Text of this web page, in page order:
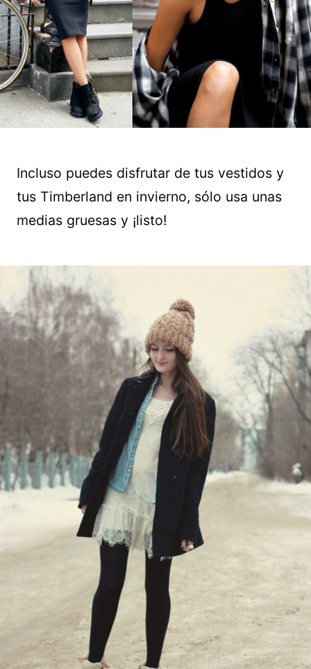
Incluso puedes disfrutar de tus vestidos y
tus Timberland en invierno, sólo usa unas
medias gruesas y ¡listo!